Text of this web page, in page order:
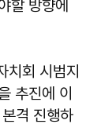
할 방향에
회 시범지
추진에 이
격 진행하